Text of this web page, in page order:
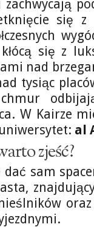
się z
się z
nad
tysiąc
W Kairze
al
zjeść?
sam
oraz